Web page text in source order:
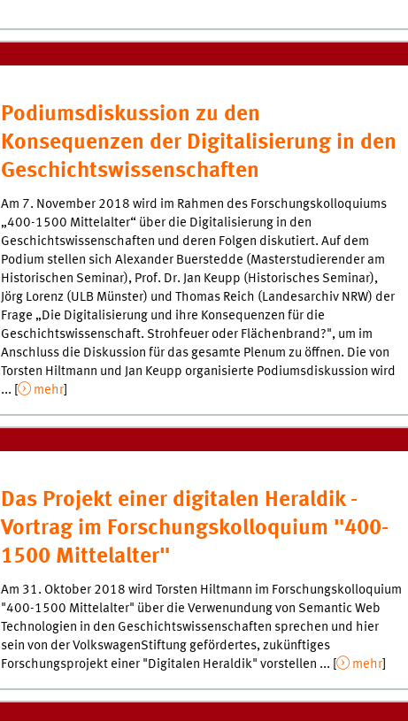
Podiumsdiskussion zu den
Konsequenzen der Digitalisierung in den
Geschichtswissenschaften
Am 7. November 2018 wird im Rahmen des Forschungskolloquiums
„400-1500 Mittelalter“ über die Digitalisierung in den
Geschichtswissenschaften und deren Folgen diskutiert. Auf dem
Podium stellen sich Alexander Buerstedde (Masterstudierender am
Historischen Seminar), Prof. Dr. Jan Keupp (Historisches Seminar),
Jörg Lorenz (ULB Münster) und Thomas Reich (Landesarchiv NRW) der
Frage „Die Digitalisierung und ihre Konsequenzen für die
Geschichtswissenschaft. Strohfeuer oder Flächenbrand?", um im
Anschluss die Diskussion für das gesamte Plenum zu öffnen. Die von
Torsten Hiltmann und Jan Keupp organisierte Podiumsdiskussion wird
... [
mehr]
Das Projekt einer digitalen Heraldik -
Vortrag im Forschungskolloquium "400-
1500 Mittelalter"
Am 31. Oktober 2018 wird Torsten Hiltmann im Forschungskolloquium
"400-1500 Mittelalter" über die Verwenundung von Semantic Web
Technologien in den Geschichtswissenschaften sprechen und hier
sein von der VolkswagenStiftung gefördertes, zukünftiges
Forschungsprojekt einer "Digitalen Heraldik" vorstellen ... [
mehr]